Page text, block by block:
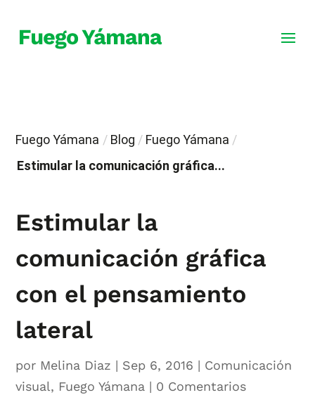
Fuego Yámana / Blog / Fuego Yámana /
Estimular la comunicación gráfica...
Estimular la
comunicación gráfica
con el pensamiento
lateral
por Melina Diaz | Sep 6, 2016 | Comunicación
visual, Fuego Yámana | 0 Comentarios